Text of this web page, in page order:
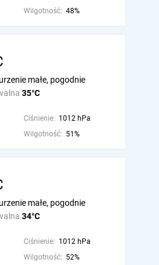
Wilgotność: 48%
35°C
małe, pogodnie
Ciśnienie: 1012 hPa
Wilgotność: 51%
34°C
małe, pogodnie
Ciśnienie: 1012 hPa
Wilgotność: 52%